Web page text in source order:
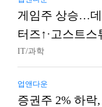
게임주 상승…
터즈↑·고스트스
IT/과학
업앤다운
증권주 2% 하락